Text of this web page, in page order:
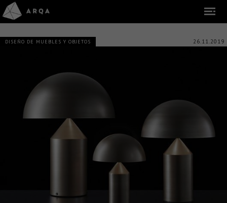
DISEÑO DE MUEBLES Y OBJETOS 26.11.2019